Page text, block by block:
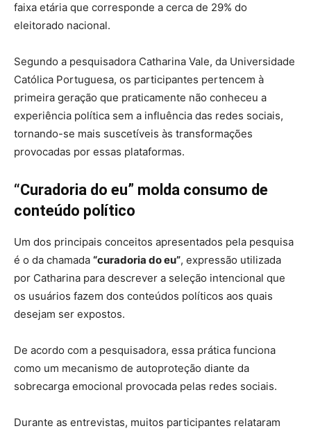
faixa etária que corresponde a cerca de 29% do
eleitorado nacional.
Segundo a pesquisadora Catharina Vale, da Universidade
Católica Portuguesa, os participantes pertencem à
primeira geração que praticamente não conheceu a
experiência política sem a influência das redes sociais,
tornando-se mais suscetíveis às transformações
provocadas por essas plataformas.
“Curadoria do eu” molda consumo de
conteúdo político
Um dos principais conceitos apresentados pela pesquisa
é o da chamada “curadoria do eu”, expressão utilizada
por Catharina para descrever a seleção intencional que
os usuários fazem dos conteúdos políticos aos quais
desejam ser expostos.
De acordo com a pesquisadora, essa prática funciona
como um mecanismo de autoproteção diante da
sobrecarga emocional provocada pelas redes sociais.
Durante as entrevistas, muitos participantes relataram